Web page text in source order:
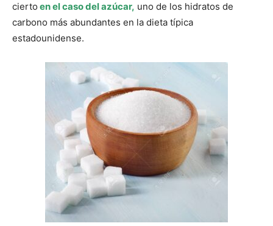
cierto en el caso del azúcar, uno de los hidratos de
carbono más abundantes en la dieta típica
estadounidense.